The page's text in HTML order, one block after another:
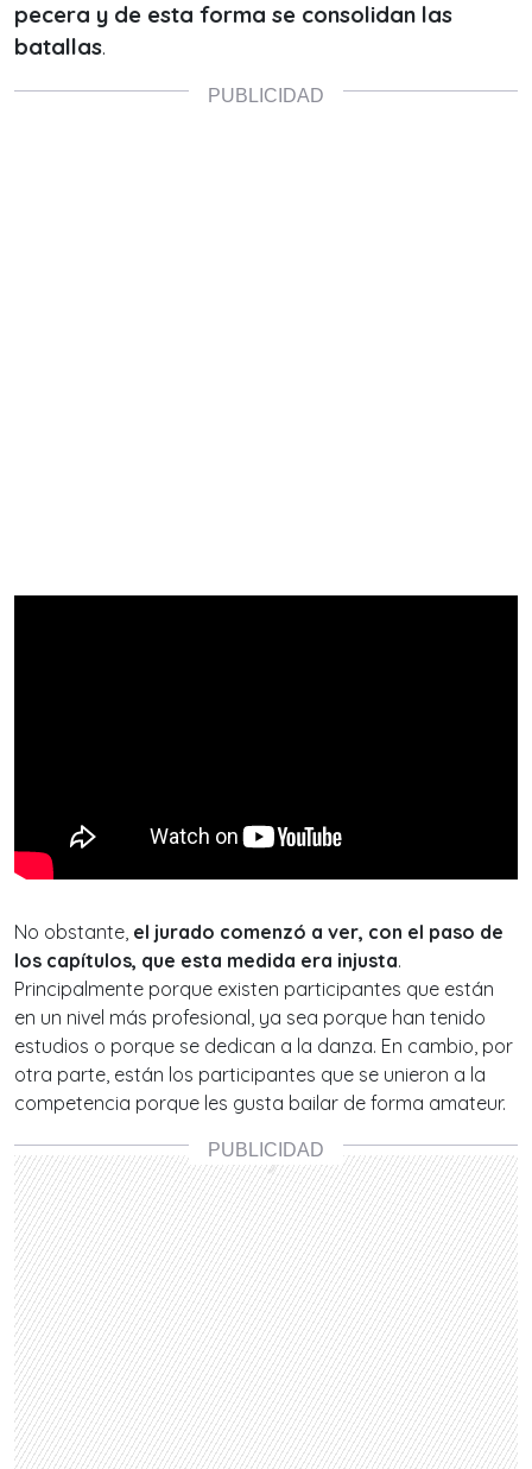
pecera y de esta forma se consolidan las
batallas.
No obstante, el jurado comenzó a ver, con el paso de
los capítulos, que esta medida era injusta.
Principalmente porque existen participantes que están
en un nivel más profesional, ya sea porque han tenido
estudios o porque se dedican a la danza. En cambio, por
otra parte, están los participantes que se unieron a la
competencia porque les gusta bailar de forma amateur.